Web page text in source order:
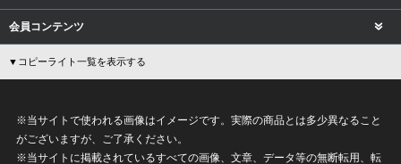
会員コンテンツ
▼コピーライト一覧を表示する
※当サイトで使われる画像はイメージです。実際の商品とは多少異なること
がございますが、ご了承ください。
※当サイトに掲載されているすべての画像、文章、データ等の無断転用、転